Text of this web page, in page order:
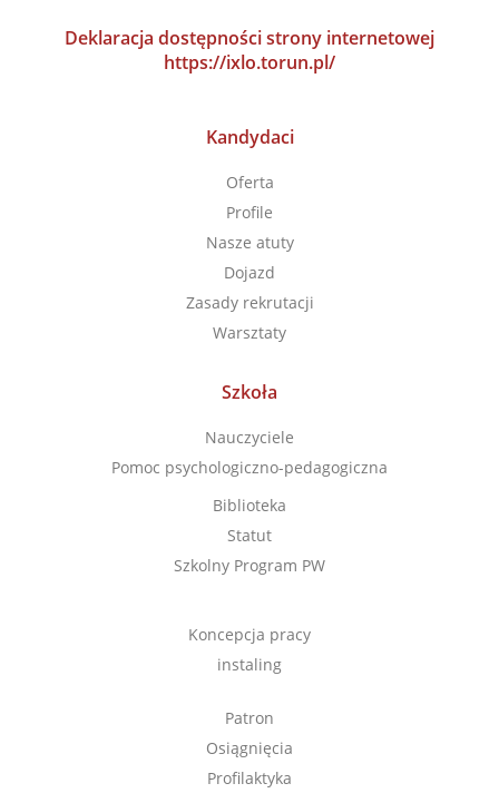
Deklaracja dostępności strony internetowej
https://ixlo.torun.pl/
Kandydaci
Oferta
Profile
Nasze atuty
Dojazd
Zasady rekrutacji
Warsztaty
Szkoła
Nauczyciele
Pomoc psychologiczno-pedagogiczna
Biblioteka
Statut
Szkolny Program PW
Koncepcja pracy
instaling
Patron
Osiągnięcia
Profilaktyka